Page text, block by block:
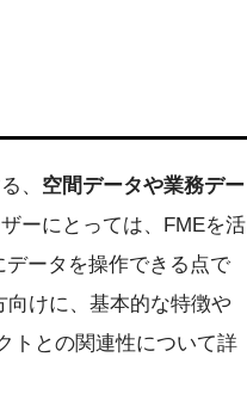
、 空間データや業務デー
ーにとっては、FMEを活
ータを操作できる点で
向けに、基本的な特徴や
トとの関連性について詳